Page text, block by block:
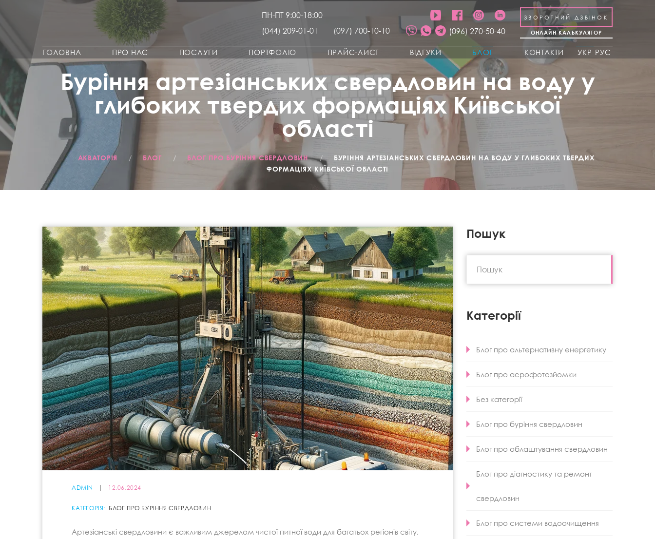
ПН-ПТ 9:00-18:00
(044) 209-01-01
(097) 700-10-10 (096) 270-50-40
ЗВОРОТНИЙ ДЗВІНОК
ОНЛАЙН КАЛЬКУЛЯТОР
ГОЛОВНА ПРО НАС ПОСЛУГИ ПОРТФОЛІО ПРАЙС-ЛИСТ ВІДГУКИ БЛОГ КОНТАКТИ УКР РУС
Буріння артезіанських свердловин на воду у
глибоких твердих формаціях Київської
області
АКВАТОРІЯ / БЛОГ / БЛОГ ПРО БУРІННЯ СВЕРДЛОВИН /
БУРІННЯ АРТЕЗІАНСЬКИХ СВЕРДЛОВИН НА ВОДУ У ГЛИБОКИХ ТВЕРДИХ
ФОРМАЦІЯХ КИЇВСЬКОЇ ОБЛАСТІ
ADMIN 12.06.2024
КАТЕГОРІЯ: БЛОГ ПРО БУРІННЯ СВЕРДЛОВИН
Артезіанські свердловини є важливим джерелом чистої питної води для багатьох регіонів світу,
Пошук
Категорії
Блог про альтернативну енергетику
Блог про аерофотозйомки
Без категорії
Блог про буріння свердловин
Блог про облаштування свердловин
Блог про діагностику та ремонт
свердловин
Блог про системи водоочищення